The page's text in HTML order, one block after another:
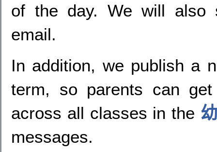
of the day. We will also
email.
In addition, we publish a
term, so parents can
across all classes in the
messages.